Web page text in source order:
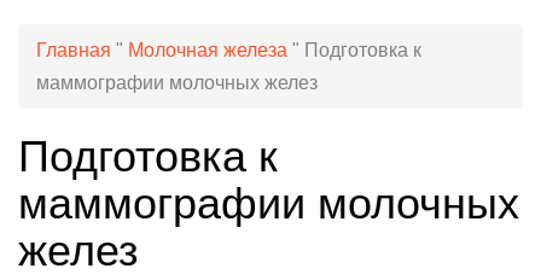
Главная " Молочная железа " Подготовка к
маммографии молочных желез
Подготовка к
маммографии молочных
желез